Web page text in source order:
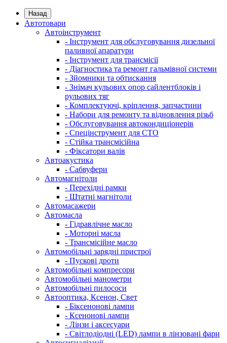
Назад
Автотовари
Автоінструмент
- Інструмент для обслуговування дизельної
паливної апаратури
- Інструмент для трансмісії
- Діагностика та ремонт гальмівної системи
- Зйомники та обтискання
- Знімач кульових опор сайлентблоків і
рульових тяг
- Комплектуючі, кріплення, запчастини
- Набори для ремонту та відновлення різьб
- Обслуговування автокондиціонерів
- Спецінструмент для СТО
- Стійка трансмісійна
- Фіксатори валів
Автоакустика
- Сабвуфери
Автомагнітоли
- Перехідні рамки
- Штатні магнітоли
Автомасажери
Автомасла
- Гідравлічне масло
- Моторні масла
- Трансмісійне масло
Автомобільні зарядні пристрої
- Пускові дроти
Автомобільні компресори
Автомобільні манометри
Автомобільні пилососи
Автооптика, Ксенон, Свет
- Біксенонові лампи
- Ксенонові лампи
- Лінзи і аксесуари
- Світлодіодні (LED) лампи в лінзовані фари